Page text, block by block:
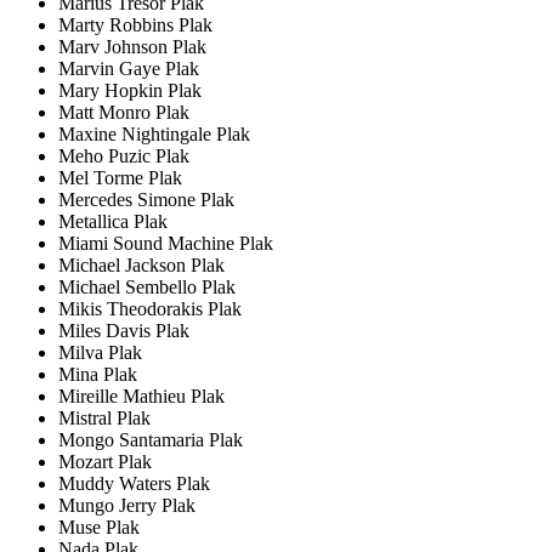
Marty Robbins Plak
Marv Johnson Plak
Marvin Gaye Plak
Mary Hopkin Plak
Matt Monro Plak
Maxine Nightingale Plak
Meho Puzic Plak
Mel Torme Plak
Mercedes Simone Plak
Metallica Plak
Miami Sound Machine Plak
Michael Jackson Plak
Michael Sembello Plak
Mikis Theodorakis Plak
Miles Davis Plak
Milva Plak
Mina Plak
Mireille Mathieu Plak
Mistral Plak
Mongo Santamaria Plak
Mozart Plak
Muddy Waters Plak
Mungo Jerry Plak
Muse Plak